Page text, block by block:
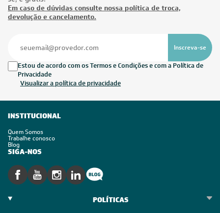
Em caso de dúvidas consulte nossa política de troca,
devolução e cancelamento.
Inscreva-se
Estou de acordo com os Termos e Condições e com a Política de
Privacidade
Visualizar a política de privacidade
INSTITUCIONAL
Quem Somos
Trabalhe conosco
Blog
SIGA-NOS
POLÍTICAS